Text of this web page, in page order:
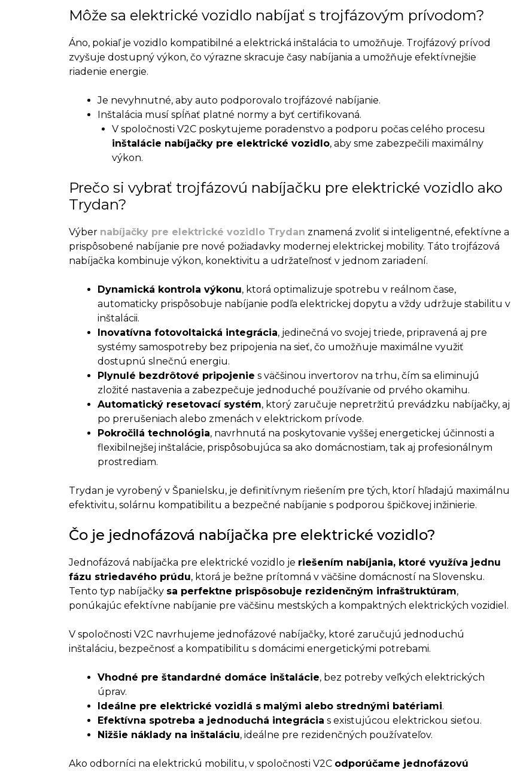
Môže sa elektrické vozidlo nabíjať s trojfázovým prívodom?
Áno, pokiaľ je vozidlo kompatibilné a elektrická inštalácia to umožňuje. Trojfázový prívod
zvyšuje dostupný výkon, čo výrazne skracuje časy nabíjania a umožňuje efektívnejšie
riadenie energie.
Je nevyhnutné, aby auto podporovalo trojfázové nabíjanie.
Inštalácia musí spĺňať platné normy a byť certifikovaná.
V spoločnosti V2C poskytujeme poradenstvo a podporu počas celého procesu
inštalácie nabíjačky pre elektrické vozidlo, aby sme zabezpečili maximálny
výkon.
Prečo si vybrať trojfázovú nabíjačku pre elektrické vozidlo ako
Trydan?
Výber nabíjačky pre elektrické vozidlo Trydan znamená zvoliť si inteligentné, efektívne a
prispôsobené nabíjanie pre nové požiadavky modernej elektrickej mobility. Táto trojfázová
nabíjačka kombinuje výkon, konektivitu a udržateľnosť v jednom zariadení.
Dynamická kontrola výkonu, ktorá optimalizuje spotrebu v reálnom čase,
automaticky prispôsobuje nabíjanie podľa elektrickej dopytu a vždy udržuje stabilitu v
inštalácii.
Inovatívna fotovoltaická integrácia, jedinečná vo svojej triede, pripravená aj pre
systémy samospotreby bez pripojenia na sieť, čo umožňuje maximálne využiť
dostupnú slnečnú energiu.
Plynulé bezdrôtové pripojenie s väčšinou invertorov na trhu, čím sa eliminujú
zložité nastavenia a zabezpečuje jednoduché používanie od prvého okamihu.
Automatický resetovací systém, ktorý zaručuje nepretržitú prevádzku nabíjačky, aj
po prerušeniach alebo zmenách v elektrickom prívode.
Pokročilá technológia, navrhnutá na poskytovanie vyššej energetickej účinnosti a
flexibilnejšej inštalácie, prispôsobujúca sa ako domácnostiam, tak aj profesionálnym
prostrediam.
Trydan je vyrobený v Španielsku, je definitívnym riešením pre tých, ktorí hľadajú maximálnu
efektivitu, solárnu kompatibilitu a bezpečné nabíjanie s podporou špičkovej inžinierie.
Čo je jednofázová nabíjačka pre elektrické vozidlo?
Jednofázová nabíjačka pre elektrické vozidlo je riešením nabíjania, ktoré využíva jednu
fázu striedavého prúdu, ktorá je bežne prítomná v väčšine domácností na Slovensku.
Tento typ nabíjačky sa perfektne prispôsobuje rezidenčným infraštruktúram,
ponúkajúc efektívne nabíjanie pre väčšinu mestských a kompaktných elektrických vozidiel.
V spoločnosti V2C navrhujeme jednofázové nabíjačky, ktoré zaručujú jednoduchú
inštaláciu, bezpečnosť a kompatibilitu s domácimi energetickými potrebami.
Vhodné pre štandardné domáce inštalácie, bez potreby veľkých elektrických
úprav.
Ideálne pre elektrické vozidlá s malými alebo strednými batériami.
Efektívna spotreba a jednoduchá integrácia s existujúcou elektrickou sieťou.
Nižšie náklady na inštaláciu, ideálne pre rezidenčných používateľov.
Ako odborníci na elektrickú mobilitu, v spoločnosti V2C odporúčame jednofázovú